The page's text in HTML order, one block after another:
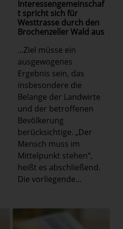
Interessengemeinschaf
t spricht sich für
Westtrasse durch den
Brochenzeller Wald aus
...Ziel müsse ein
ausgewogenes
Ergebnis sein, das
insbesondere die
Belange der Landwirte
und der betroffenen
Bevölkerung
berücksichtige. „Der
Mensch muss im
Mittelpunkt stehen“,
heißt es abschließend.
Die vorliegende...